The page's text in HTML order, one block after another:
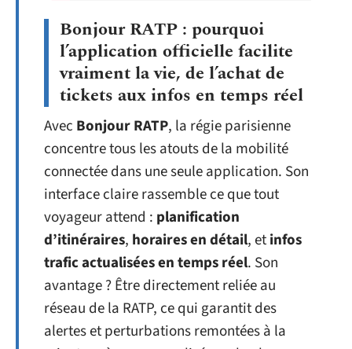
Bonjour RATP : pourquoi
l’application officielle facilite
vraiment la vie, de l’achat de
tickets aux infos en temps réel
Avec Bonjour RATP, la régie parisienne
concentre tous les atouts de la mobilité
connectée dans une seule application. Son
interface claire rassemble ce que tout
voyageur attend : planification
d’itinéraires, horaires en détail, etinfos
trafic actualisées en temps réel. Son
avantage ? Être directement reliée au
réseau de la RATP, ce qui garantit des
alertes et perturbations remontées à la